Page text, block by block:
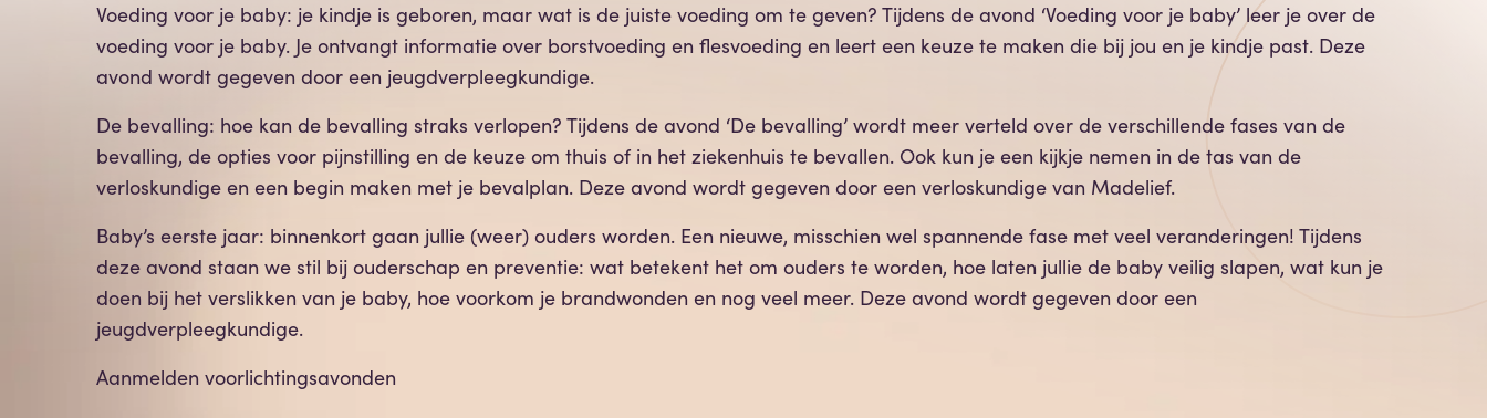
Voeding voor je baby: je kindje is geboren, maar wat is de juiste voeding om te geven? Tijdens de avond ‘Voeding voor je baby’ leer je over de
voeding voor je baby. Je ontvangt informatie over borstvoeding en flesvoeding en leert een keuze te maken die bij jou en je kindje past. Deze
avond wordt gegeven door een jeugdverpleegkundige.
De bevalling: hoe kan de bevalling straks verlopen? Tijdens de avond ‘De bevalling’ wordt meer verteld over de verschillende fases van de
bevalling, de opties voor pijnstilling en de keuze om thuis of in het ziekenhuis te bevallen. Ook kun je een kijkje nemen in de tas van de
verloskundige en een begin maken met je bevalplan. Deze avond wordt gegeven door een verloskundige van Madelief.
Baby’s eerste jaar: binnenkort gaan jullie (weer) ouders worden. Een nieuwe, misschien wel spannende fase met veel veranderingen! Tijdens
deze avond staan we stil bij ouderschap en preventie: wat betekent het om ouders te worden, hoe laten jullie de baby veilig slapen, wat kun je
doen bij het verslikken van je baby, hoe voorkom je brandwonden en nog veel meer. Deze avond wordt gegeven door een
jeugdverpleegkundige.
Aanmelden voorlichtingsavonden